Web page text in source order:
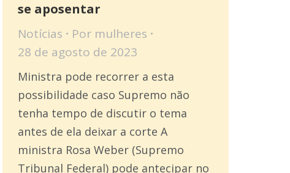
se aposentar
Notícias Por mulheres
28 de agosto de 2023
Ministra pode recorrer a esta
possibilidade caso Supremo não
tenha tempo de discutir o tema
antes de ela deixar a corte A
ministra Rosa Weber (Supremo
Tribunal Federal) pode antecipar no